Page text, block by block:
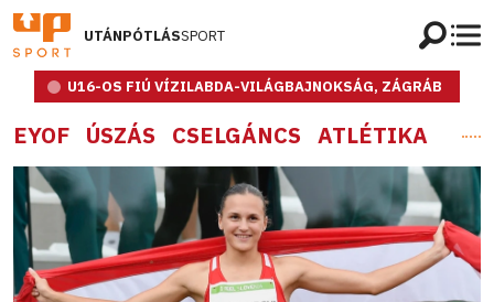
UTÁNPÓTLÁSSPORT
U16-OS FIÚ VÍZILABDA-VILÁGBAJNOKSÁG, ZÁGRÁB
EYOF ÚSZÁS CSELGÁNCS ATLÉTIKA